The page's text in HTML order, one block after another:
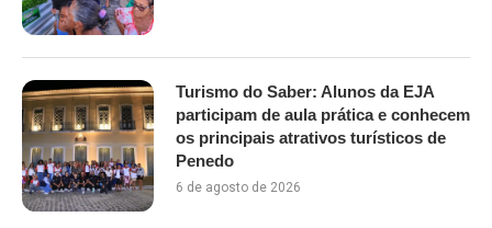
Turismo do Saber: Alunos da EJA
participam de aula prática e conhecem
os principais atrativos turísticos de
Penedo
6 de agosto de 2026